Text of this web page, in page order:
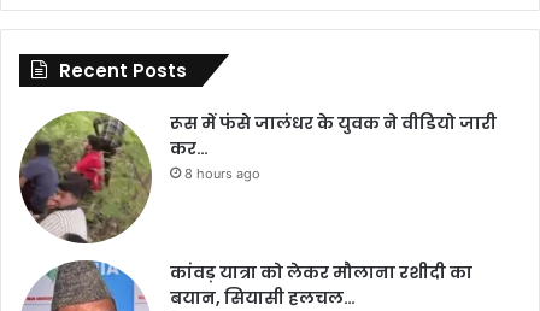
Recent Posts
रूस में फंसे जालंधर के युवक ने वीडियो जारी
कर…
8 hours ago
कांवड़ यात्रा को लेकर मौलाना रशीदी का
बयान, सियासी हलचल…